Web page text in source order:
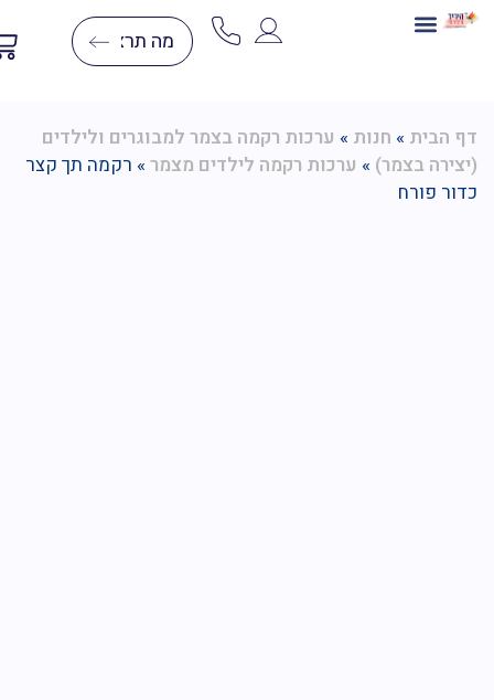
»חנות »ערכות רקמה בצמר למבוגרים ולילדים
בצמר)»ערכות רקמה לילדים מצמר»רקמה תך קצר
פורח